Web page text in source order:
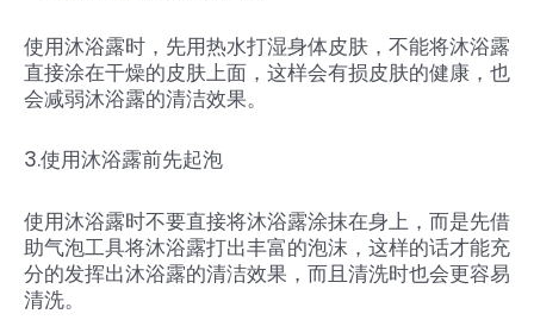
使用沐浴露时，先用热水打湿身体皮肤，不能将沐浴露
直接涂在干燥的皮肤上面，这样会有损皮肤的健康，也
会减弱沐浴露的清洁效果。
3.使用沐浴露前先起泡
使用沐浴露时不要直接将沐浴露涂抹在身上，而是先借
助气泡工具将沐浴露打出丰富的泡沫，这样的话才能充
分的发挥出沐浴露的清洁效果，而且清洗时也会更容易
清洗。